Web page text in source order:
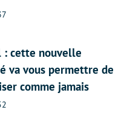
: cette nouvelle
va vous permettre de
comme jamais